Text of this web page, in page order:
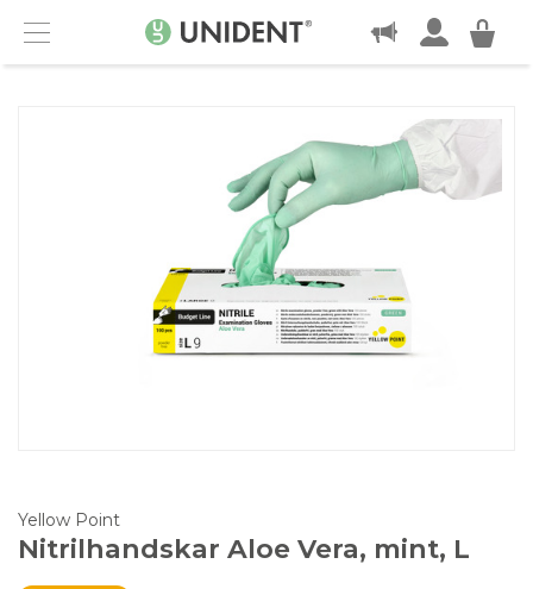
Menu
KONTAKT
Yellow Point
Nitrilhandskar Aloe Vera, mint, L